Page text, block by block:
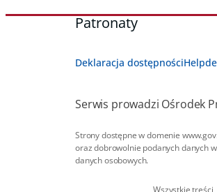
Patronaty
Deklaracja dostępności
Serwis prowadzi Ośrodek
Strony dostępne w domenie
oraz dobrowolnie podanych danych
danych osobowych.
Wszystkie